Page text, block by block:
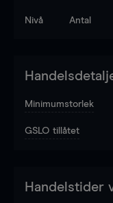
Nivå Antal
Minimumstorlek
GSLO tillåtet
Handelstider